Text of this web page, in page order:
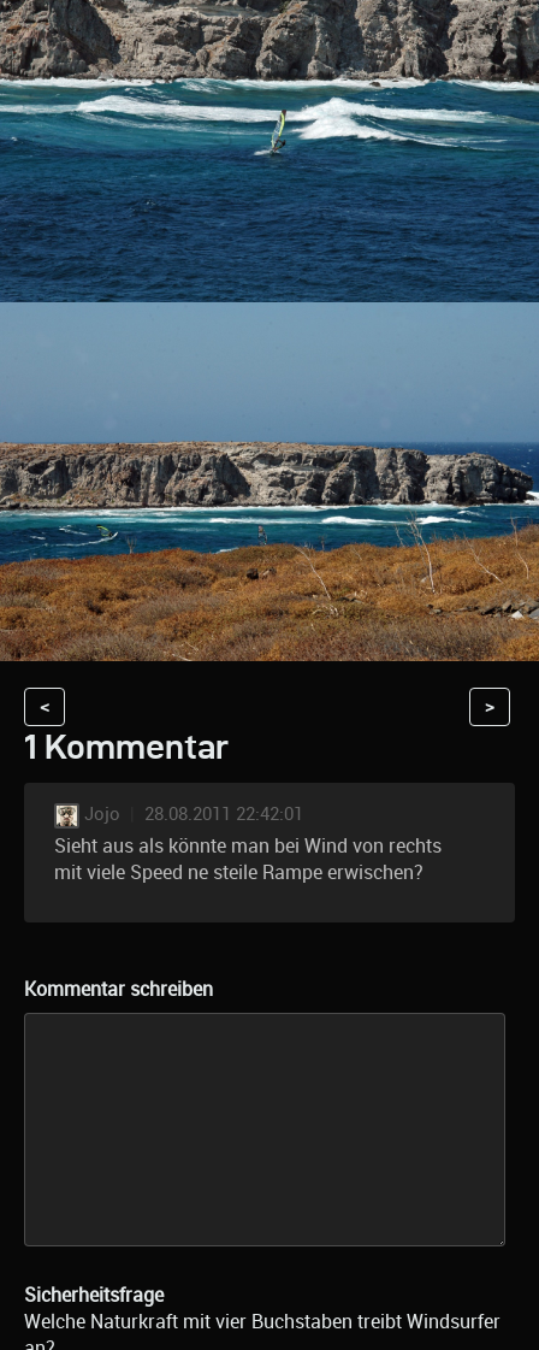
< >
1 Kommentar
Jojo 28.08.2011 22:42:01
Sieht aus als könnte man bei Wind von rechts
mit viele Speed ne steile Rampe erwischen?
Kommentar schreiben
Sicherheitsfrage
Welche Naturkraft mit vier Buchstaben treibt Windsurfer